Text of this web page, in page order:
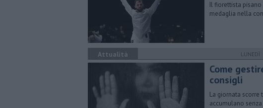
Il fiorettista
medaglia nella
Attualità LUNEDÌ
​Come
consigli
La giornata scorre
accumulano